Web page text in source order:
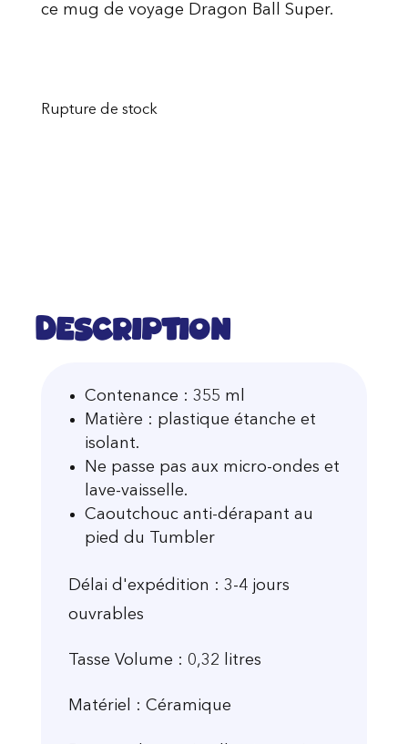
ce mug de voyage Dragon Ball Super.
Rupture de stock
Description
Contenance : 355 ml
Matière : plastique étanche et
isolant.
Ne passe pas aux micro-ondes et
lave-vaisselle.
Caoutchouc anti-dérapant au
pied du Tumbler
Délai d'expédition : 3-4 jours
ouvrables
Tasse Volume : 0,32 litres
Matériel : Céramique